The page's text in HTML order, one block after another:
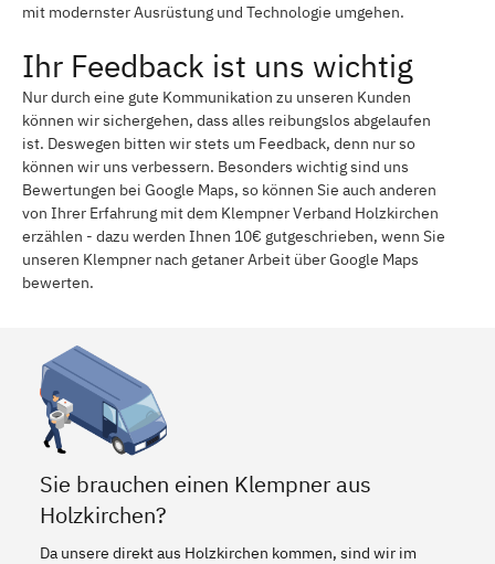
mit modernster Ausrüstung und Technologie umgehen.
Ihr Feedback ist uns wichtig
Nur durch eine gute Kommunikation zu unseren Kunden
können wir sichergehen, dass alles reibungslos abgelaufen
ist. Deswegen bitten wir stets um Feedback, denn nur so
können wir uns verbessern. Besonders wichtig sind uns
Bewertungen bei Google Maps, so können Sie auch anderen
von Ihrer Erfahrung mit dem Klempner Verband Holzkirchen
erzählen - dazu werden Ihnen 10€ gutgeschrieben, wenn Sie
unseren Klempner nach getaner Arbeit über Google Maps
bewerten.
Sie brauchen einen Klempner aus
Holzkirchen?
Da unsere direkt aus Holzkirchen kommen, sind wir im